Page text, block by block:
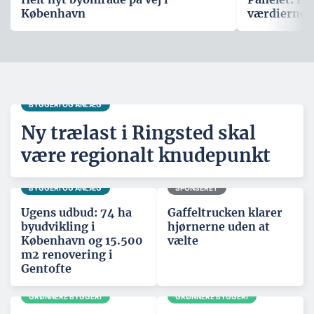
København
værdierne,
BYGGERI OG ANLÆG
Ny trælast i Ringsted skal
være regionalt knudepunkt
BYGGERI OG ANLÆG
Ugens udbud: 74 ha
byudvikling i
København og 15.500
m2 renovering i
Gentofte
SPONSERET
Gaffeltrucken klarer
hjørnerne uden at
vælte
GRØNNERE BYGGERI GRØNNERE BYGGERI